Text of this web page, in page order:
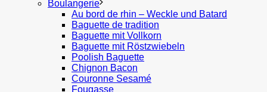
Boulangerie
Au bord de rhin – Weckle und Batard
Baguette de tradition
Baguette mit Vollkorn
Baguette mit Röstzwiebeln
Poolish Baguette
Chignon Bacon
Couronne Sesamé
Fougasse